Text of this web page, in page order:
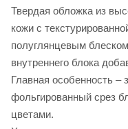
Твердая обложка из
кожи с
полуглянцевым
внутреннего блока
Главная особенность –
фольгированный срез
цветами.